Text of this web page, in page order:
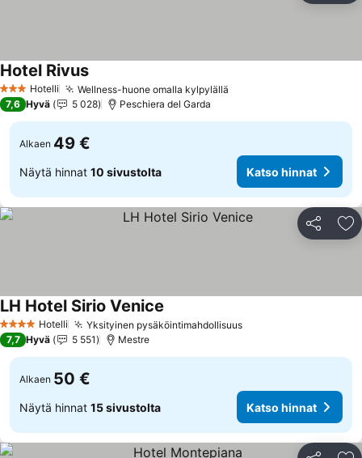
3 Tähtiluokitus
Hotelli Wellness-huone omalla kylpylällä
Hotel RivusKatso hinnat
7,6 Hyvä 5 028 Peschiera del Garda
Alkaen 49 €
Näytä hinnat 10 sivustolta Katso hinnat
Jaa
4 Tähtiluokitus
Hotelli Yksityinen pysäköintimahdollisuusKatso hinnat
LH Hotel Sirio Venice
7,7 Hyvä 5 551 Mestre
Alkaen 50 €
Näytä hinnat 15 sivustolta Katso hinnat